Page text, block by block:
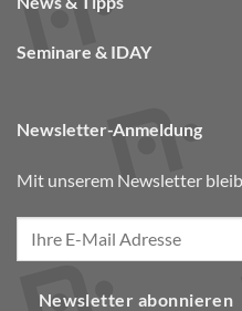
Seminare & IDAY
Newsletter-Anmeldung
Mit unserem Newsletter
Newsletter abonnieren